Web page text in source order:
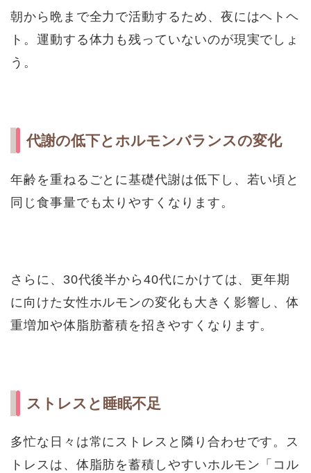
朝から晩まで全力で活動するため、夜にはヘトヘ
ト。運動する体力も残っていないのが現実でしょ
う。
代謝の低下とホルモンバランスの変化
年齢を重ねるごとに基礎代謝は低下し、若い頃と
同じ食事量でも太りやすくなります。
さらに、30代後半から40代にかけては、更年期
に向けた女性ホルモンの変化も大きく影響し、体
重増加や体脂肪蓄積を招きやすくなります。
ストレスと睡眠不足
多忙な日々は常にストレスと隣り合わせです。ス
トレスは、体脂肪を蓄積しやすいホルモン「コル